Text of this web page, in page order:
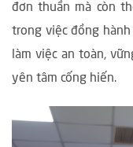
đơn thuần mà còn
trong việc đồng
làm việc an toàn,
yên tâm cống hiến.